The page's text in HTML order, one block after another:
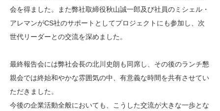
会を得ました。また弊社取締役秋山誠一郎及び社員のミシェル・
アレマンがCS社のサポートとしてプロジェクトにも参加し、次
世代リーダーとの交流を深めました。
最終報告会には弊社会長の北川史朗も同席し、その後のランチ懇
親会では終始和やかな雰囲気の中、有意義な時間を共有させてい
ただきました。
今後の企業活動全般においても、こうした交流が大きな一歩とな